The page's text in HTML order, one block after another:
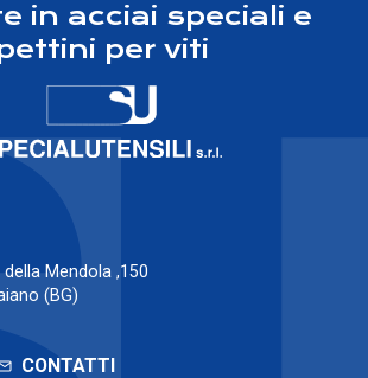
in acciai speciali e
per viti
Mendola ,150
(BG)
CONTATTI